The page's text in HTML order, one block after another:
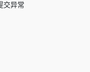
交异常